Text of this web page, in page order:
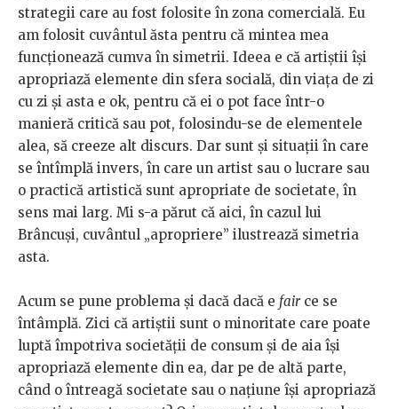
strategii care au fost folosite în zona comercială. Eu
am folosit cuvântul ăsta pentru că mintea mea
funcționează cumva în simetrii. Ideea e că artiștii își
apropriază elemente din sfera socială, din viața de zi
cu zi și asta e ok, pentru că ei o pot face într-o
manieră critică sau pot, folosindu-se de elementele
alea, să creeze alt discurs. Dar sunt și situații în care
se întîmplă invers, în care un artist sau o lucrare sau
o practică artistică sunt apropriate de societate, în
sens mai larg. Mi s-a părut că aici, în cazul lui
Brâncuși, cuvântul „apropriere” ilustrează simetria
asta.
Acum se pune problema și dacă dacă e fairce se
întâmplă. Zici că artiștii sunt o minoritate care poate
luptă împotriva societății de consum și de aia își
apropriază elemente din ea, dar pe de altă parte,
când o întreagă societate sau o națiune își apropriază